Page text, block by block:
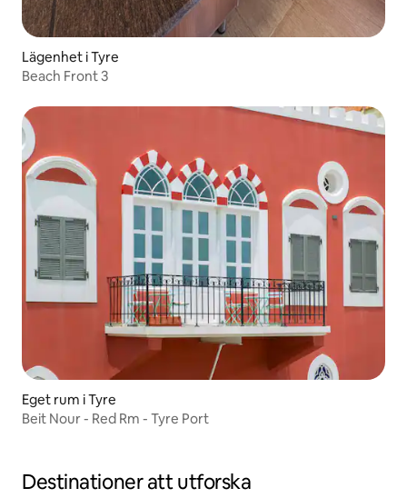
Lägenhet i Tyre
Beach Front 3
Eget rum i Tyre
Beit Nour - Red Rm - Tyre Port
Destinationer att utforska